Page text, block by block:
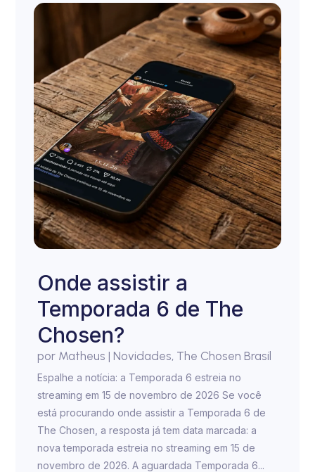
Onde assistir a
Temporada 6 de The
Chosen?
por Matheus | Novidades, The Chosen Brasil
Espalhe a notícia: a Temporada 6 estreia no
streaming em 15 de novembro de 2026 Se você
está procurando onde assistir a Temporada 6 de
The Chosen, a resposta já tem data marcada: a
nova temporada estreia no streaming em 15 de
novembro de 2026. A aguardada Temporada 6...